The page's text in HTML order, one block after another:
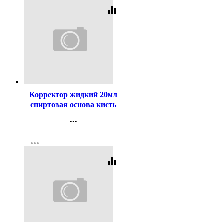
equalizer
Корректор жидкий 20мл
спиртовая основа кисть
...
Регистрация
more_horiz
equalizer